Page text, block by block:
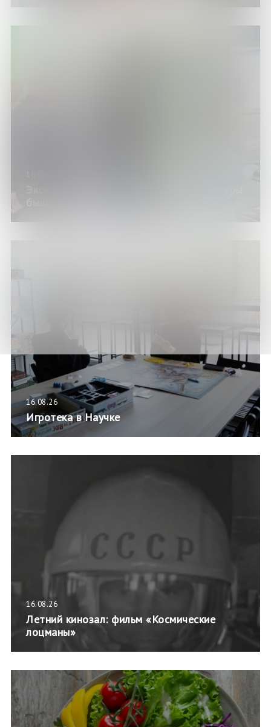
16.08.26
Игротека в Научке
16.08.26
Летний кинозал: фильм «Космические
лоцманы»